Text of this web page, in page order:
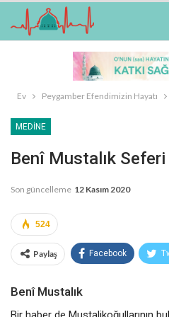
Ev Peygamber Efendimizin Hayatı
MEDINE
Benî Mustalık Seferi
Son güncelleme 12 Kasım 2020
524
Paylaş Facebook
Benî Mustalık